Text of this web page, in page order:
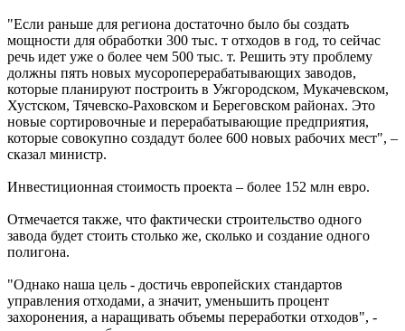
"Если раньше для региона достаточно было бы создать
мощности для обработки 300 тыс. т отходов в год, то сейчас
речь идет уже о более чем 500 тыс. т. Решить эту проблему
должны пять новых мусороперерабатывающих заводов,
которые планируют построить в Ужгородском, Мукачевском,
Хустском, Тячевско-Раховском и Береговском районах. Это
новые сортировочные и перерабатывающие предприятия,
которые совокупно создадут более 600 новых рабочих мест", –
сказал министр.
Инвестиционная стоимость проекта – более 152 млн евро.
Отмечается также, что фактически строительство одного
завода будет стоить столько же, сколько и создание одного
полигона.
"Однако наша цель - достичь европейских стандартов
управления отходами, а значит, уменьшить процент
захоронения, а наращивать объемы переработки отходов", -